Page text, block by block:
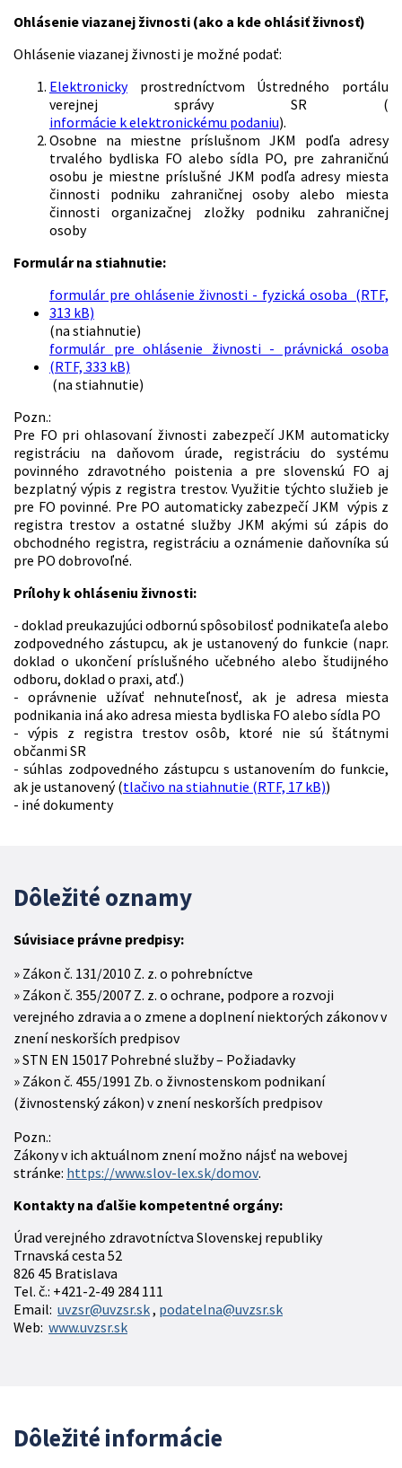
Ohlásenie viazanej živnosti (ako a kde ohlásiť živnosť)
Ohlásenie viazanej živnosti je možné podať:
Elektronickyprostredníctvom Ústredného portálu
verejnej správy SR (
informácie k elektronickému podaniu).
Osobne na miestne príslušnom JKM podľa adresy
trvalého bydliska FO alebo sídla PO, pre zahraničnú
osobu je miestne príslušné JKM podľa adresy miesta
činnosti podniku zahraničnej osoby alebo miesta
činnosti organizačnej zložky podniku zahraničnej
osoby
Formulár na stiahnutie:
formulár pre ohlásenie živnosti - fyzická osoba (RTF,
313 kB)
(na stiahnutie)
formulár pre ohlásenie živnosti - právnická osoba
(RTF, 333 kB)
(na stiahnutie)
Pozn.:
Pre FO pri ohlasovaní živnosti zabezpečí JKM automaticky
registráciu na daňovom úrade, registráciu do systému
povinného zdravotného poistenia a pre slovenskú FO aj
bezplatný výpis z registra trestov. Využitie týchto služieb je
pre FO povinné. Pre PO automaticky zabezpečí JKM výpis z
registra trestov a ostatné služby JKM akými sú zápis do
obchodného registra, registráciu a oznámenie daňovníka sú
pre PO dobrovoľné.
Prílohy k ohláseniu živnosti:
- doklad preukazujúci odbornú spôsobilosť podnikateľa alebo
zodpovedného zástupcu, ak je ustanovený do funkcie (napr.
doklad o ukončení príslušného učebného alebo študijného
odboru, doklad o praxi, atď.)
- oprávnenie užívať nehnuteľnosť, ak je adresa miesta
podnikania iná ako adresa miesta bydliska FO alebo sídla PO
- výpis z registra trestov osôb, ktoré nie sú štátnymi
občanmi SR
- súhlas zodpovedného zástupcu s ustanovením do funkcie,
ak je ustanovený (tlačivo na stiahnutie (RTF, 17 kB))
- iné dokumenty
Dôležité oznamy
Súvisiace právne predpisy:
Zákon č. 131/2010 Z. z. o pohrebníctve
Zákon č. 355/2007 Z. z. o ochrane, podpore a rozvoji
verejného zdravia a o zmene a doplnení niektorých zákonov v
znení neskorších predpisov
STN EN 15017 Pohrebné služby – Požiadavky
Zákon č. 455/1991 Zb. o živnostenskom podnikaní
(živnostenský zákon) v znení neskorších predpisov
Pozn.:
Zákony v ich aktuálnom znení možno nájsť na webovej
stránke: https://www.slov-lex.sk/domov.
Kontakty na ďalšie kompetentné orgány:
Úrad verejného zdravotníctva Slovenskej republiky
Trnavská cesta 52
826 45 Bratislava
Tel. č.: +421-2-49 284 111
Email: uvzsr@uvzsr.sk, podatelna@uvzsr.sk
Web: www.uvzsr.sk
Dôležité informácie